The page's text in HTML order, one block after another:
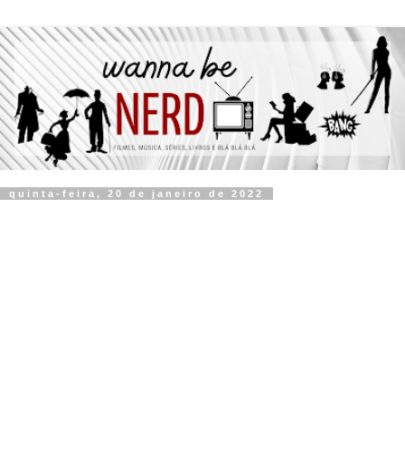
quinta-feira, 20 de janeiro de 2022